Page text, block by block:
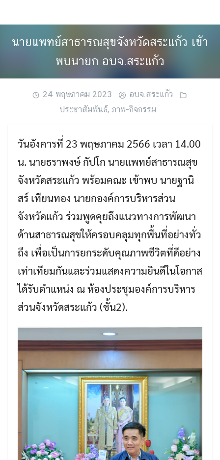
นายแพทย์สาธารณสุขจังหวัดสระแก้ว เข้า
พบนายก อบจ.สระแก้ว
24 พฤษภาคม 2023
อบจ.สระแก้ว
ประชาสัมพันธ์, ภาพ-กิจกรรม
วันอังคารที่ 23 พฤษภาคม 2566 เวลา 14.00
น. นายธราพงษ์ กัปโก นายแพทย์สาธารณสุข
จังหวัดสระแก้ว พร้อมคณะ เข้าพบ นายฐานิ
สร์ เทียนทอง นายกองค์การบริหารส่วน
จังหวัดแก้ว ร่วมพูดคุยถึงแนวทางการพัฒนา
ด้านสาธารณสุขให้ครอบคลุมทุกพื้นที่อย่างทั่ว
ถึง เพื่อเป็นการยกระดับคุณภาพชีวิตที่ดีอย่าง
เท่าเทียมกันและร่วมแสดงความยินดีในโอกาส
ได้รับตำแหน่ง ณ ห้องประชุมองค์การบริหาร
ส่วนจังหวัดสระแก้ว (ชั้น2).